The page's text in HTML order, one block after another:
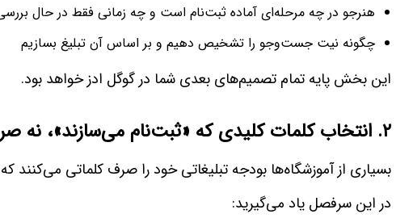
هنرجو در چه مرحله‌ای آماده ثبت‌نام است و چه زمانی فقط در حال
چگونه نیت جست‌وجو را تشخیص دهیم و بر اساس آن تبلیغ بسازیم
این بخش پایه تمام تصمیم‌های بعدی شما در گوگل ادز خواهد بود.
۲. انتخاب کلمات کلیدی که «ثبت‌نام می‌سازند»، نه
بسیاری از آموزشگاه‌ها بودجه تبلیغاتی خود را صرف کلماتی می‌کنند
در این سرفصل یاد می‌گیرید: